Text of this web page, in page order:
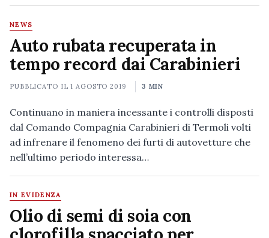
NEWS
Auto rubata recuperata in
tempo record dai Carabinieri
PUBBLICATO IL1 AGOSTO 2019 3 MIN
Continuano in maniera incessante i controlli disposti
dal Comando Compagnia Carabinieri di Termoli volti
ad infrenare il fenomeno dei furti di autovetture che
nell’ultimo periodo interessa…
IN EVIDENZA
Olio di semi di soia con